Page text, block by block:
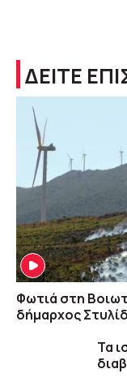
ΔΕΙΤΕ
Φωτιά στη
δήμαρχος
Τα